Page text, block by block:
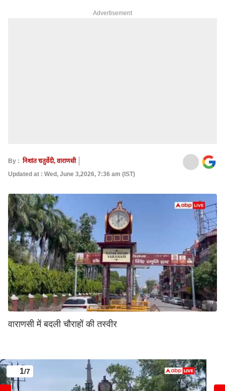
Advertisement
By : निशांत चतुर्वेदी, वाराणसी
Updated at : Wed, June 3,2026, 7:36 am (IST)
वाराणसी में बदली चौराहों की तस्वीर
1/7